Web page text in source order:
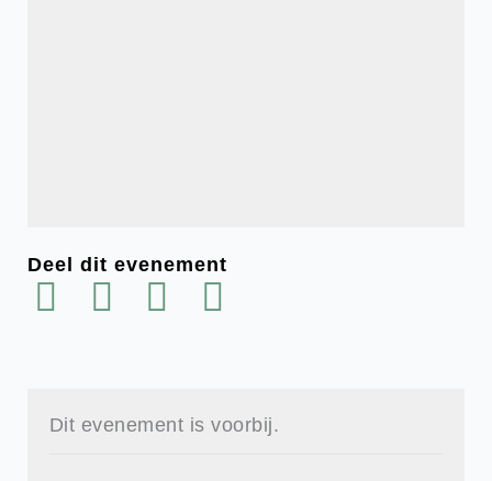
Deel dit evenement
Dit evenement is voorbij.